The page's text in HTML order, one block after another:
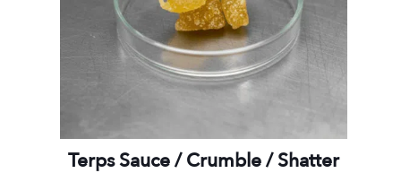
Terps Sauce / Crumble / Shatter